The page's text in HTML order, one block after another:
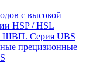
с высокой
HSP / HSL
ШВП. Серия UBS
прецизионные